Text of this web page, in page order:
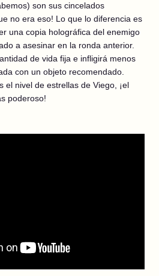
son sus cincelados
no era eso! Lo que lo diferencia es
una copia holográfica del enemigo
a asesinar en la ronda anterior.
de vida fija e infligirá menos
con un objeto recomendado.
el nivel de estrellas de Viego, ¡el
poderoso!